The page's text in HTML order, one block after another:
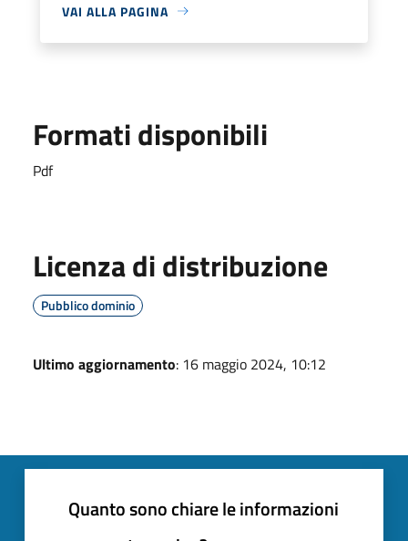
VAI ALLA PAGINA
Formati disponibili
Pdf
Licenza di distribuzione
Pubblico dominio
Ultimo aggiornamento: 16 maggio 2024, 10:12
Quanto sono chiare le informazioni